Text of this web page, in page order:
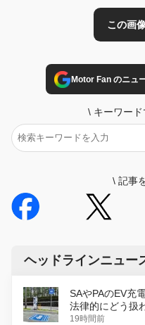
Motor Fan のニュ
\ キーワー
\ 記事
ヘッドラインニュー
SAやPAのEV充
法律的にどう扱
19時間前